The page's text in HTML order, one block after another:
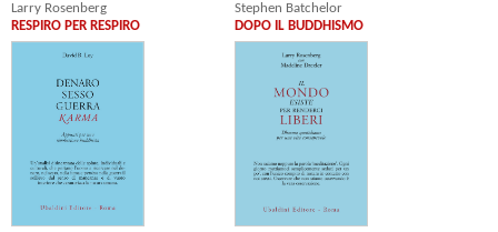
Larry Rosenberg
RESPIRO PER RESPIRO
Stephen Batchelor
DOPO IL BUDDHISMO